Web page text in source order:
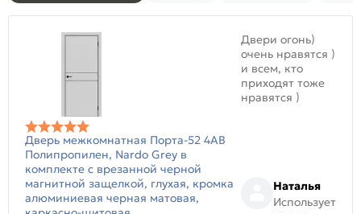
Дверь межкомнатная Порта-52 4AB
Полипропилен, Nardo Grey в
комплекте с врезанной черной
магнитной защелкой, глухая, кромка
алюминиевая черная матовая,
Двери огонь)
очень нравятся )
и всем, кто
приходят тоже
нравятся )
Наталья
Использует